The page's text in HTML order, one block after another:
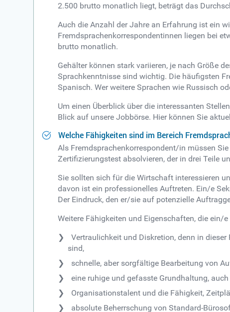
2.500 brutto monatlich liegt, beträgt das
Auch die Anzahl der Jahre an Erfahrung ist ein
Fremdsprachenkorrespondentinnen liegen bei
brutto monatlich.
Gehälter können stark variieren, je nach Größe
Sprachkenntnisse sind wichtig. Die häufigsten
Spanisch. Wer weitere Sprachen wie Russisch
Um einen Überblick über die interessanten
Blick auf unsere Jobbörse. Hier können Sie
Welche Fähigkeiten sind im Bereich
Als Fremdsprachenkorrespondent/in müssen
Zertifizierungstest absolvieren, der in drei Teile
Sie sollten sich für die Wirtschaft interessieren
davon ist ein professionelles Auftreten. Ein/e
Der Eindruck, den er/sie auf potenzielle
Weitere Fähigkeiten und Eigenschaften, die ein/
Vertraulichkeit und Diskretion, denn in
sind,
schnelle, aber sorgfältige Bearbeitung von
eine ruhige und gefasste Grundhaltung,
Organisationstalent und die Fähigkeit,
absolute Beherrschung von Standard-